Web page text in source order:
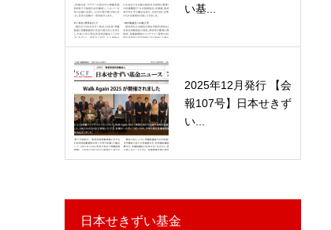
い基...
2025年12月発行 【会
報107号】日本せきず
い...
日本せきずい基金